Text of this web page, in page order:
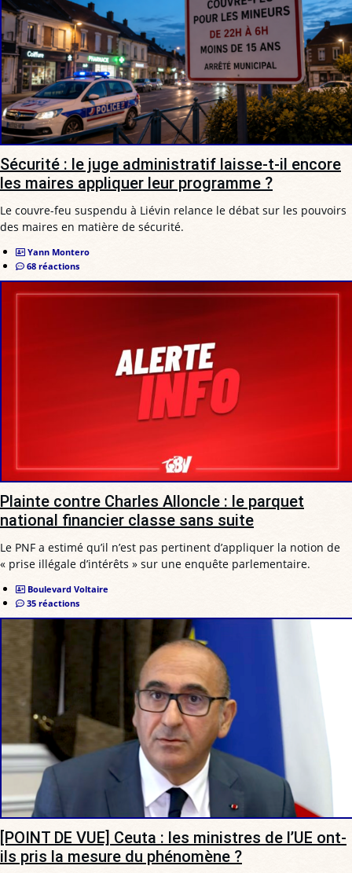
Sécurité : le juge administratif laisse-t-il encore
les maires appliquer leur programme ?
Le couvre-feu suspendu à Liévin relance le débat sur les pouvoirs
des maires en matière de sécurité.
Yann Montero
68 réactions
Plainte contre Charles Alloncle : le parquet
national financier classe sans suite
Le PNF a estimé qu’il n’est pas pertinent d’appliquer la notion de
« prise illégale d’intérêts » sur une enquête parlementaire.
Boulevard Voltaire
35 réactions
[POINT DE VUE] Ceuta : les ministres de l’UE ont-
ils pris la mesure du phénomène ?